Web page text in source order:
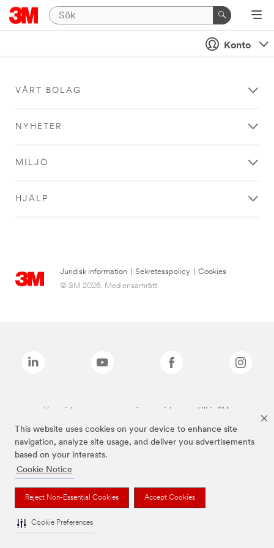
This website uses cookies on your device to enhance site
navigation, analyze site usage, and deliver you advertisements
based on your interests.
Cookie Notice
Reject Non-Essential Cookies Accept Cookies
Cookie Preferences
Konto
VÅRT BOLAG
NYHETER
MILJÖ
HJÄLP
Juridisk information Sekretesspolicy
Cookies
© 3M 2026. Med ensamrätt.
Varumärken som anges ovan är varumärken som tillhör 3M.